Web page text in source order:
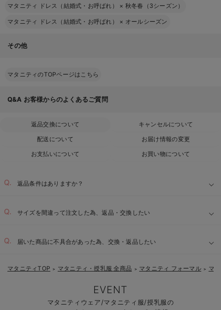
マタニティ ドレス（結婚式・お呼ばれ） × 秋冬春（3シーズン）
マタニティ ドレス（結婚式・お呼ばれ） × オールシーズン
その他
マタニティのTOPページはこちら
Q&A お客様からのよくあるご質問
返品交換について
キャンセルについて
配送について
お届け情報の変更
お支払いについて
お買い物について
返品条件はありますか？
サイズを間違って注文した為、返品・交換したい
届いた商品に不具合があった為、交換・返品したい
マタニティTOP ＞ マタニティ・授乳服 全商品 ＞ マタニティ フォーマル ＞ マ
EVENT
マタニティウェア/マタニティ服/授乳服の